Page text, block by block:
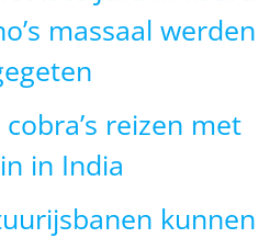
massaal werden
reizen met
in India
kunnen